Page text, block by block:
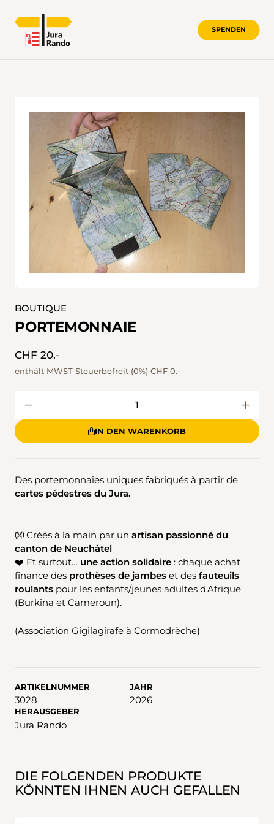
SPENDEN
BOUTIQUE
PORTEMONNAIE
CHF 20.-
enthält MWST Steuerbefreit (0%) CHF 0.-
IN DEN WARENKORB
Des portemonnaies uniques fabriqués à partir de
cartes pédestres du Jura.
👐 Créés à la main par un artisan passionné du
canton de Neuchâtel
❤️ Et surtout… une action solidaire : chaque achat
finance des prothèses de jambes et des fauteuils
roulants pour les enfants/jeunes adultes d'Afrique
(Burkina et Cameroun).
(Association Gigilagirafe à Cormodrèche)
ARTIKELNUMMER
3028
JAHR
2026
HERAUSGEBER
Jura Rando
DIE FOLGENDEN PRODUKTE
KÖNNTEN IHNEN AUCH GEFALLEN